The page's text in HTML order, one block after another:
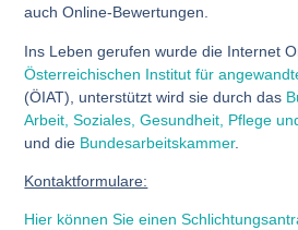
auch Online-Bewertungen.
Ins Leben gerufen wurde die Internet
Österreichischen Institut für
(ÖIAT), unterstützt wird sie durch das
Arbeit, Soziales, Gesundheit, Pflege
und die Bundesarbeitskammer.
Kontaktformulare:
Hier können Sie einen